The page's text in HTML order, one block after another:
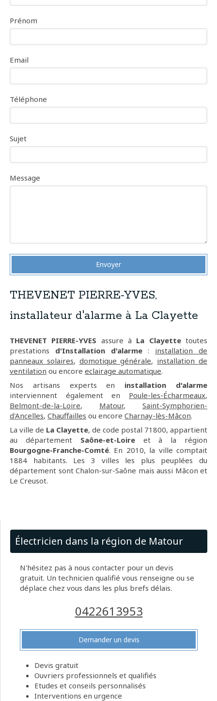
Prénom
Email
Téléphone
Sujet
Message
Envoyer
THEVENET PIERRE-YVES,
installateur d'alarme à La Clayette
THEVENET PIERRE-YVES assure à La Clayettetoutes
prestations d'Installation d'alarme: installation de
panneaux solaires, domotique générale, installation de
ventilation ou encore eclairage automatique.
Nos artisans experts en installation d'alarme
interviennent également en Poule-les-Écharmeaux,
Belmont-de-la-Loire, Matour, Saint-Symphorien-
d'Ancelles, Chauffailles ou encore Charnay-lès-Mâcon.
La ville de La Clayette, de code postal 71800, appartient
au département Saône-et-Loireet à la région
Bourgogne-Franche-Comté. En 2010, la ville comptait
1884 habitants. Les 3 villes les plus peuplées du
département sont Chalon-sur-Saône mais aussi Mâcon et
Le Creusot.
Électricien dans la région de Matour
N'hésitez pas à nous contacter pour un devis
gratuit. Un technicien qualifié vous renseigne ou se
déplace chez vous dans les plus brefs délais.
0422613953
Demander un devis
Devis gratuit
Ouvriers professionnels et qualifiés
Etudes et conseils personnalisés
Interventions en urgence